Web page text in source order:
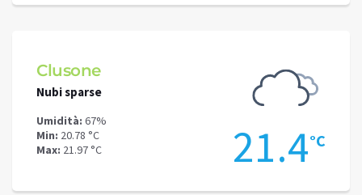
Clusone
Nubi sparse
Umidità: 67%
Min: 20.78 °C
Max: 21.97 °C 21.4°C